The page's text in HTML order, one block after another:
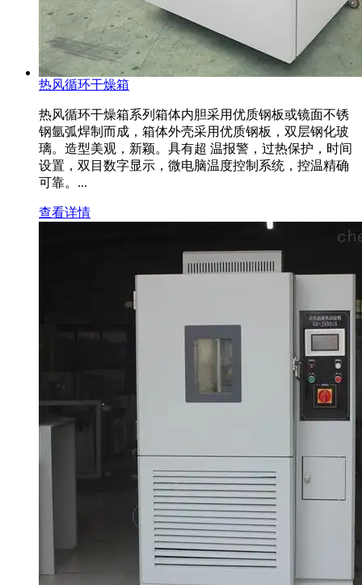
热风循环干燥箱
热风循环干燥箱系列箱体内胆采用优质钢板或镜面不锈
钢氩弧焊制而成，箱体外壳采用优质钢板，双层钢化玻
璃。造型美观，新颖。具有超 温报警，过热保护，时间
设置，双目数字显示，微电脑温度控制系统，控温精确
可靠。...
查看详情